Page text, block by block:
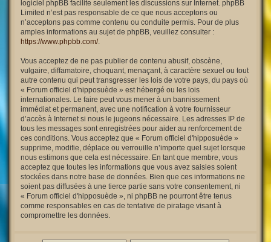
logiciel phpBB facilite seulement les discussions sur Internet. phpBB
Limited n’est pas responsable de ce que nous acceptons ou
n’acceptons pas comme contenu ou conduite permis. Pour de plus
amples informations au sujet de phpBB, veuillez consulter :
https://www.phpbb.com/.
Vous acceptez de ne pas publier de contenu abusif, obscène,
vulgaire, diffamatoire, choquant, menaçant, à caractère sexuel ou tout
autre contenu qui peut transgresser les lois de votre pays, du pays où
« Forum officiel d'hipposuède » est hébergé ou les lois
internationales. Le faire peut vous mener à un bannissement
immédiat et permanent, avec une notification à votre fournisseur
d’accès à Internet si nous le jugeons nécessaire. Les adresses IP de
tous les messages sont enregistrées pour aider au renforcement de
ces conditions. Vous acceptez que « Forum officiel d'hipposuède »
supprime, modifie, déplace ou verrouille n’importe quel sujet lorsque
nous estimons que cela est nécessaire. En tant que membre, vous
acceptez que toutes les informations que vous avez saisies soient
stockées dans notre base de données. Bien que ces informations ne
soient pas diffusées à une tierce partie sans votre consentement, ni
« Forum officiel d'hipposuède », ni phpBB ne pourront être tenus
comme responsables en cas de tentative de piratage visant à
compromettre les données.